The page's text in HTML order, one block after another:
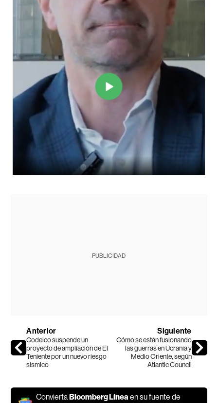
PUBLICIDAD
Anterior
Codelco suspende un
proyecto de ampliación de El
Teniente por un nuevo riesgo
sísmico
Siguiente
Cómo se están fusionando
las guerras en Ucrania y
Medio Oriente, según
Atlantic Council
Convierta Bloomberg Líneaen su fuente de